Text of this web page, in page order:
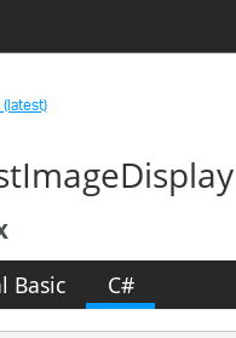
Basic C#